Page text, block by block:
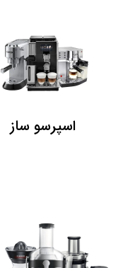
اسپرسو ساز